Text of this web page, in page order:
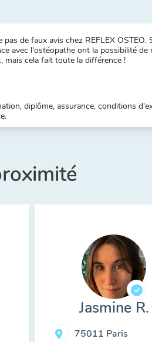
de faux avis chez REFLEX OSTEO.
avec l'ostéopathe ont la possibilité de
mais cela fait toute la différence !
diplôme, assurance, conditions
Jasmine R.
75011 Paris